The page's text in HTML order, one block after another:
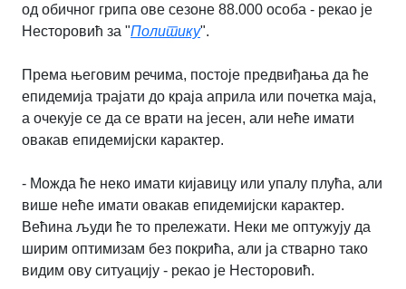
од обичног грипа ове сезоне 88.000 особа - рекао је
Несторовић за "Политику".
Према његовим речима, постоје предвиђања да ће
епидемија трајати до краја априла или почетка маја,
а очекује се да се врати на јесен, али неће имати
овакав епидемијски карактер.
- Можда ће неко имати кијавицу или упалу плућа, али
више неће имати овакав епидемијски карактер.
Већина људи ће то прележати. Неки ме оптужују да
ширим оптимизам без покрића, али ја стварно тако
видим ову ситуацију - рекао је Несторовић.